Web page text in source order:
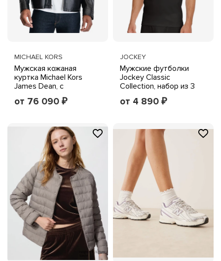
MICHAEL KORS
Мужская кожаная
куртка Michael Kors
James Dean, с
отложным воротником
от 76 090 ₽
JOCKEY
Мужские футболки
Jockey Classic
Collection, набор из 3
шт., без ярлыка, белые
от 4 890 ₽